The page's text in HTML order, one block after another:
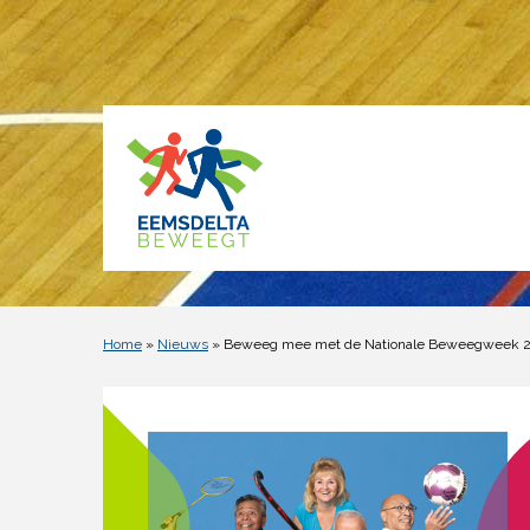
Home » Nieuws » Beweeg mee met de Nationale Beweegweek